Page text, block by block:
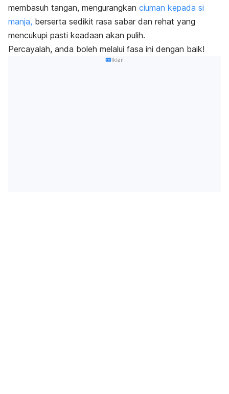
membasuh tangan, mengurangkan ciuman kepada si
manja, berserta sedikit rasa sabar dan rehat yang
mencukupi pasti keadaan akan pulih.
Percayalah, anda boleh melalui fasa ini dengan baik!
Iklan